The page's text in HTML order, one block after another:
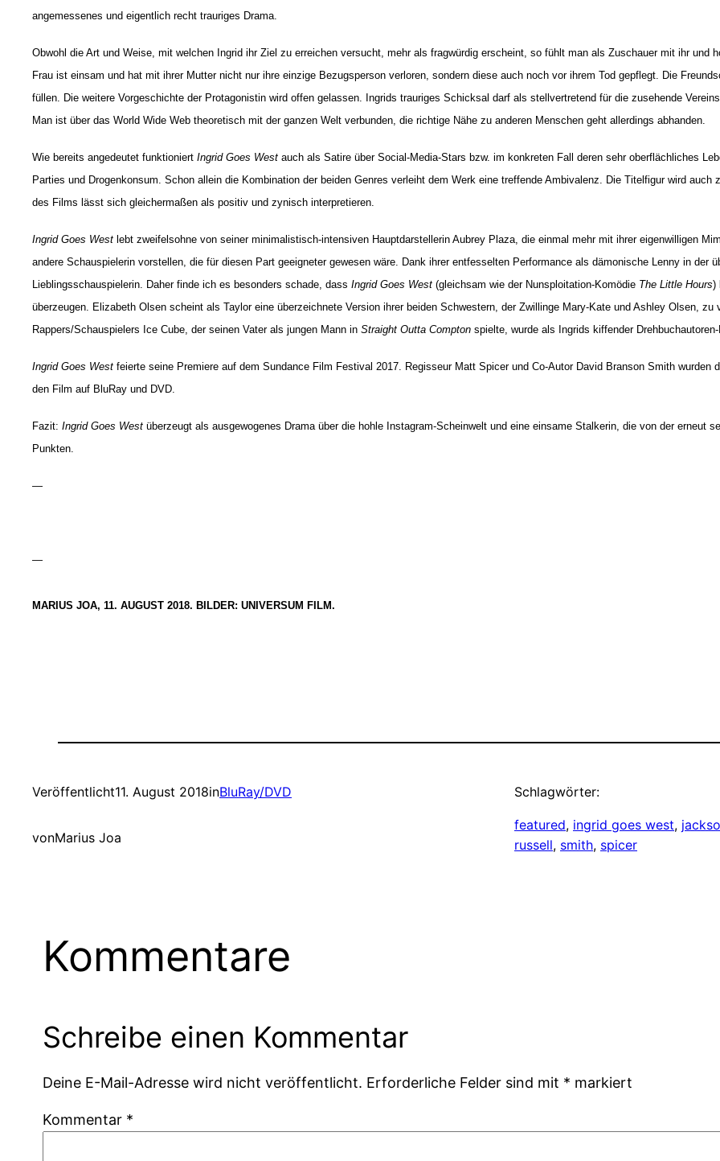
angemessenes und eigentlich recht trauriges Drama.
Obwohl die Art und Weise, mit welchen Ingrid ihr Ziel zu erreichen versucht, mehr als fragwürdig erscheint, so fühlt man als Zuschauer mit ihr
Frau ist einsam und hat mit ihrer Mutter nicht nur ihre einzige Bezugsperson verloren, sondern diese auch noch vor ihrem Tod gepflegt. Die
füllen. Die weitere Vorgeschichte der Protagonistin wird offen gelassen. Ingrids trauriges Schicksal darf als stellvertretend für die zusehende
Man ist über das World Wide Web theoretisch mit der ganzen Welt verbunden, die richtige Nähe zu anderen Menschen geht allerdings abhanden.
Wie bereits angedeutet funktioniert Ingrid Goes West auch als Satire über Social-Media-Stars bzw. im konkreten Fall deren sehr oberflächliches
Parties und Drogenkonsum. Schon allein die Kombination der beiden Genres verleiht dem Werk eine treffende Ambivalenz. Die Titelfigur wird
des Films lässt sich gleichermaßen als positiv und zynisch interpretieren.
Ingrid Goes West lebt zweifelsohne von seiner minimalistisch-intensiven Hauptdarstellerin Aubrey Plaza, die einmal mehr mit ihrer eigenwilligen
andere Schauspielerin vorstellen, die für diesen Part geeigneter gewesen wäre. Dank ihrer entfesselten Performance als dämonische Lenny in der
Lieblingsschauspielerin. Daher finde ich es besonders schade, dass Ingrid Goes West (gleichsam wie der Nunsploitation-Komödie The Little Hours)
überzeugen. Elizabeth Olsen scheint als Taylor eine überzeichnete Version ihrer beiden Schwestern, der Zwillinge Mary-Kate und Ashley Olsen, zu
Rappers/Schauspielers Ice Cube, der seinen Vater als jungen Mann in Straight Outta Compton spielte, wurde als Ingrids kiffender
Ingrid Goes West feierte seine Premiere auf dem Sundance Film Festival 2017. Regisseur Matt Spicer und Co-Autor David Branson Smith
den Film auf BluRay und DVD.
Fazit: Ingrid Goes West überzeugt als ausgewogenes Drama über die hohle Instagram-Scheinwelt und eine einsame Stalkerin, die von der erneut
Punkten.
—
—
MARIUS JOA, 11. AUGUST 2018. BILDER: UNIVERSUM FILM.
Veröffentlicht11. August 2018inBluRay/DVD
vonMarius Joa
Schlagwörter:
featured, ingrid goes west,
russell, smith, spicer
Kommentare
Schreibe einen Kommentar
Deine E-Mail-Adresse wird nicht veröffentlicht. Erforderliche Felder sind mit * markiert
Kommentar *